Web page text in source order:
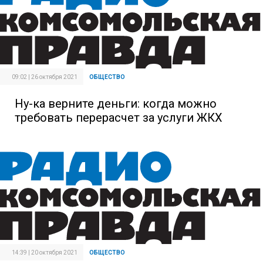
09:02 | 26 октября 2021 ОБЩЕСТВО
Ну-ка верните деньги: когда можно
требовать перерасчет за услуги ЖКХ
14:39 | 20 октября 2021 ОБЩЕСТВО